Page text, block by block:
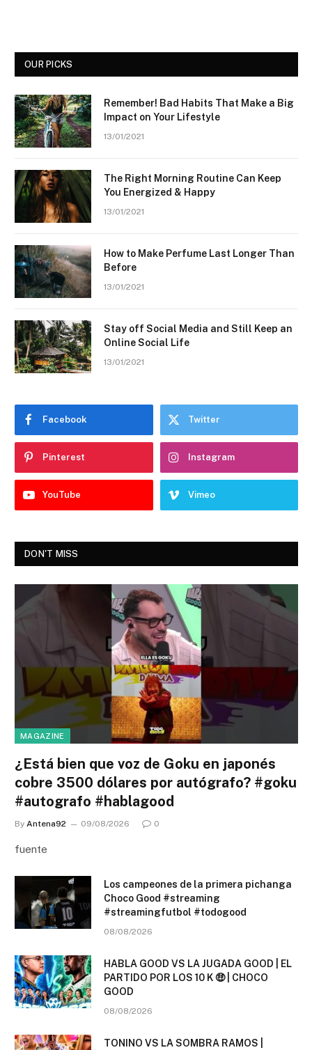
OUR PICKS
Remember! Bad Habits That Make a Big
Impact on Your Lifestyle
13/01/2021
The Right Morning Routine Can Keep
You Energized & Happy
13/01/2021
How to Make Perfume Last Longer Than
Before
13/01/2021
Stay off Social Media and Still Keep an
Online Social Life
13/01/2021
Facebook Twitter
Pinterest Instagram
YouTube Vimeo
DON'T MISS
MAGAZINE
¿Está bien que voz de Goku en japonés
cobre 3500 dólares por autógrafo? #goku
#autografo #hablagood
By Antena92 09/08/2026 0
fuente
Los campeones de la primera pichanga
Choco Good #streaming
#streamingfutbol #todogood
08/08/2026
HABLA GOOD VS LA JUGADA GOOD | EL
PARTIDO POR LOS 10 K 🤑 | CHOCO
GOOD
08/08/2026
TONINO VS LA SOMBRA RAMOS |